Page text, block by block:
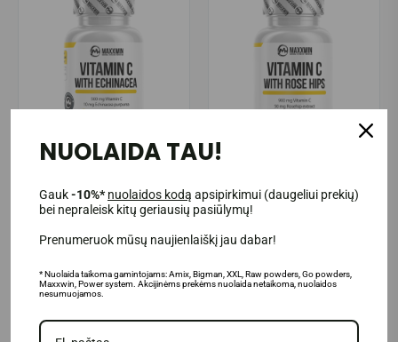
MaxxWin Vitamin C with
Echinacea 120 kaps.
9.95€
Prekė sandėlyje
Į KREPŠELĮ
MaxxWin Vitamin C with Rose
11.95€
Prekė sandėlyje
NUOLAIDA TAU!
Gauk-10%* nuolaidos kodą apsipirkimui (daugeliui prekių)
bei nepraleisk kitų geriausių pasiūlymų!
Prenumeruok mūsų naujienlaiškį jau dabar!
* Nuolaida taikoma gamintojams: Amix, Bigman, XXL, Raw powders, Go powders,
Maxxwin, Power system. Akcijinėms prekėms nuolaida netaikoma, nuolaidos
nesumuojamos.